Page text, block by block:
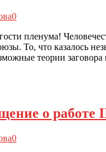
0
пленума!
То, что казалось
теории
о
0